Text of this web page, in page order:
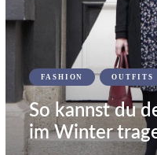
FASHION OUTFITS
So kannst du
im Winter